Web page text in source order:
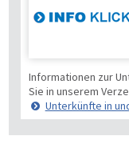
Informationen zur
Sie in unserem
Unterkünfte in